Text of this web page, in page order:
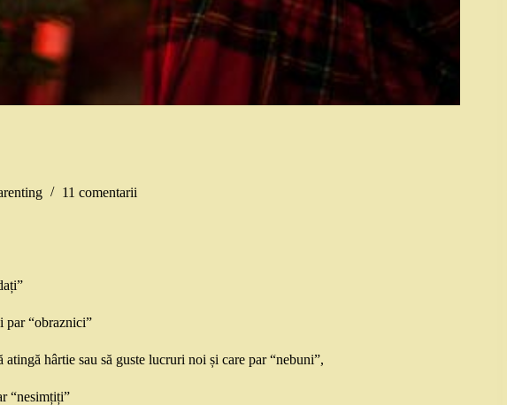
11 comentarii
“obraznici”
hârtie sau să guste lucruri noi și care par “nebuni”,
“nesimțiți”